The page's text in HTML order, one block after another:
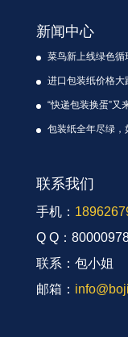
新闻中心
菜鸟新上线绿色循
进口包装纸价格
“快递包装换蛋”又
包装纸全年尽绿，
联系我们
手机：
Q Q：
联系：包小姐
邮箱：